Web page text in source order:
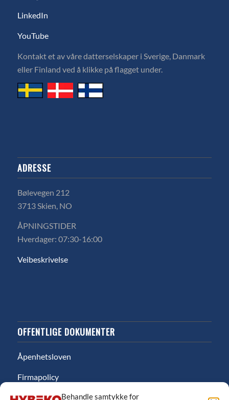
Behandle samtykke for
LinkedIn
YouTube
Kontakt et av våre datterselskaper i Sverige, Danmark
eller Finland ved å klikke på flagget under.
ADRESSE
Bølevegen 212
3713 Skien, NO
ÅPNINGSTIDER
Hverdager: 07:30-16:00
Veibeskrivelse
OFFENTLIGE DOKUMENTER
Åpenhetsloven
Firmapolicy
Miljø